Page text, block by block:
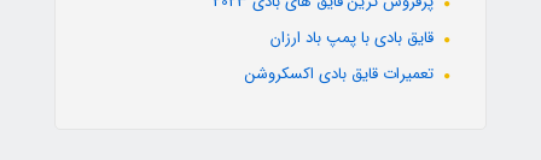
قایق بادی با پمپ باد ارزان
تعمیرات قایق بادی اکسکروشن